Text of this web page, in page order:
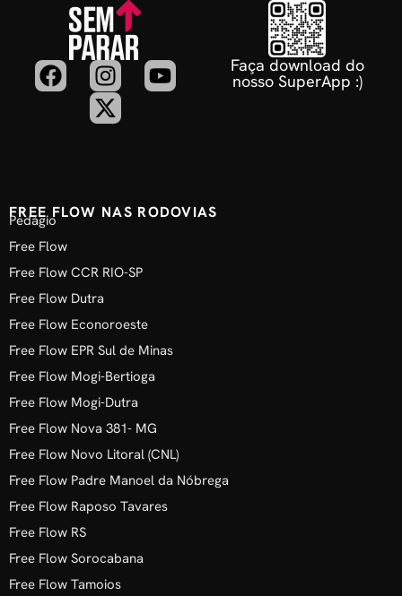
Faça download do
nosso SuperApp :)
FREE FLOW NAS RODOVIAS
Pedágio
Free Flow
Free Flow CCR RIO-SP
Free Flow Dutra
Free Flow Econoroeste
Free Flow EPR Sul de Minas
Free Flow Mogi-Bertioga
Free Flow Mogi-Dutra
Free Flow Nova 381- MG
Free Flow Novo Litoral (CNL)
Free Flow Padre Manoel da Nóbrega
Free Flow Raposo Tavares
Free Flow RS
Free Flow Sorocabana
Free Flow Tamoios